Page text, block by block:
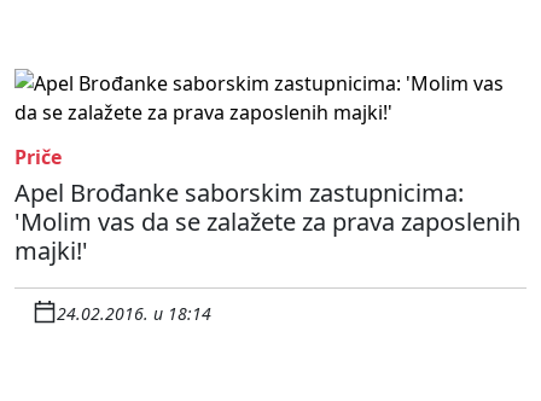
Priče
Apel Brođanke saborskim zastupnicima:
'Molim vas da se zalažete za prava zaposlenih
majki!'
24.02.2016. u 18:14